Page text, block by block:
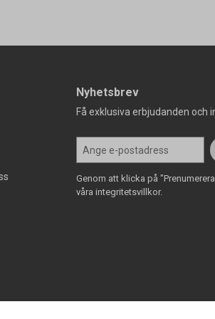
Nyhetsbrev
Få exklusiva erbjudanden och
Genom att klicka på
våra integritetsvillkor.